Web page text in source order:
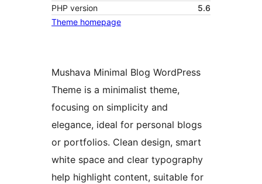
PHP version
5.6
Theme homepage
Mushava Minimal Blog WordPress
Theme is a minimalist theme,
focusing on simplicity and
elegance, ideal for personal blogs
or portfolios. Clean design, smart
white space and clear typography
help highlight content, suitable for